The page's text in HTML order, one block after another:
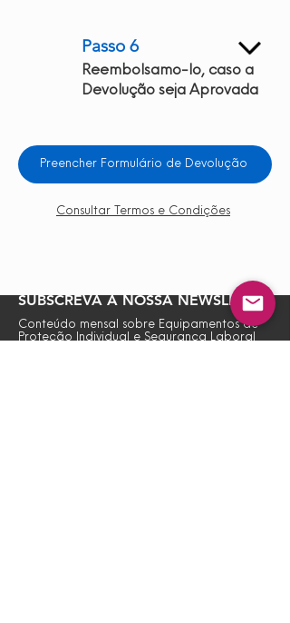
Passo 6
Reembolsamo-lo, caso a
Devolução seja Aprovada
Preencher Formulário de Devolução
Consultar Termos e Condições
SUBSCREVA A NOSSA NEWSLETTER
Conteúdo mensal sobre Equipamentos de
Proteção Individual e Segurança Laboral